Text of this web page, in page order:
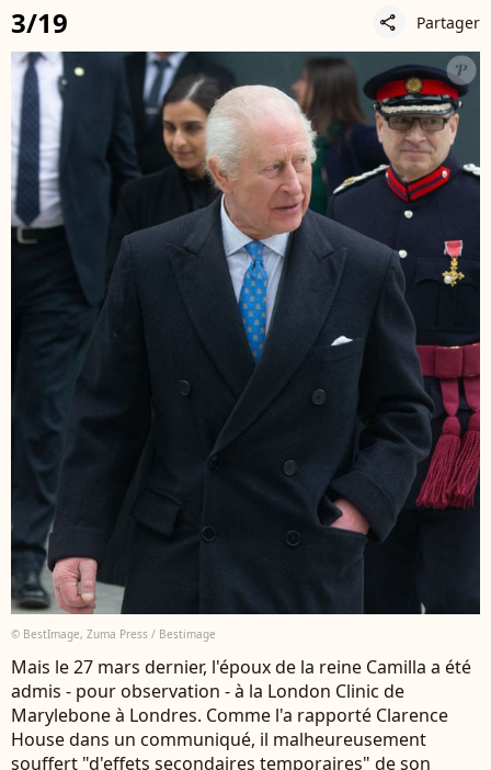
3/19 share Partager
© BestImage, Zuma Press / Bestimage
Mais le 27 mars dernier, l'époux de la reine Camilla a été
admis - pour observation - à la London Clinic de
Marylebone à Londres. Comme l'a rapporté Clarence
House dans un communiqué, il malheureusement
souffert "d'effets secondaires temporaires" de son